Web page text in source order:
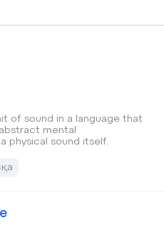
of sound in a language that
mental
physical sound itself.